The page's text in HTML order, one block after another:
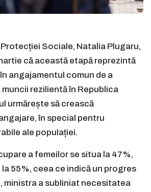
Sociale, Natalia Plugaru,
că această etapă reprezintă
angajamentul comun de a
rezilientă în Republica
urmărește să crească
în special pentru
ale populației.
a femeilor se situa la 47%,
55%, ceea ce indică un progres
ministra a subliniat necesitatea